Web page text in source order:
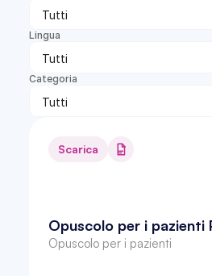
Lingua
Categoria
Scarica
Opuscolo per i pazienti
Opuscolo per i pazienti